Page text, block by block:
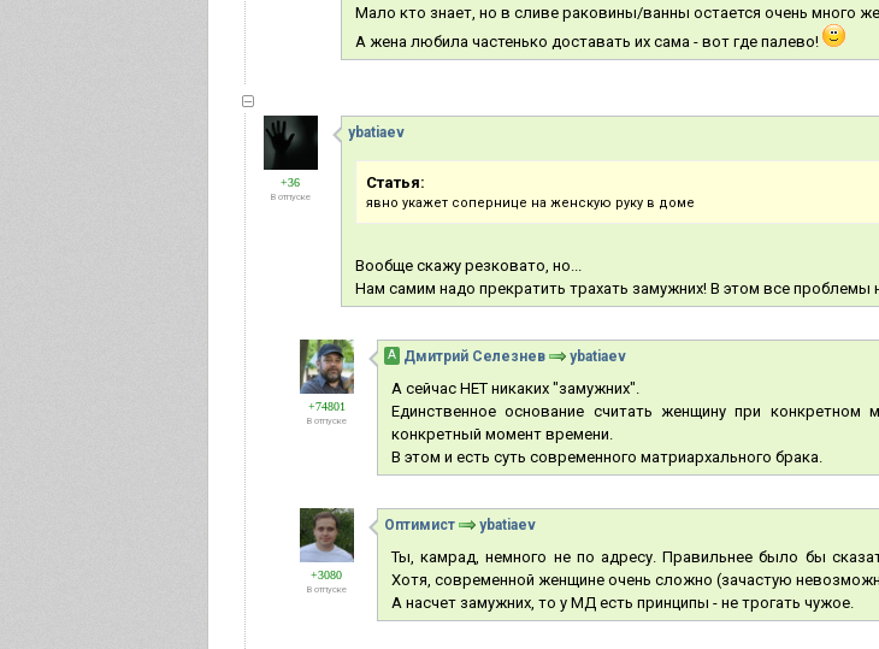
Мало кто знает, но в сливе раковины/ванны остается очень много
А жена любила частенько доставать их сама - вот где палево!
+36
В отпуске
ybatiaev
Статья:
явно укажет сопернице на женскую руку в доме
Вообще скажу резковато, но...
Нам самим надо прекратить трахать замужних! В этом все проблемы
+74801
В отпуске
А Дмитрий Селезнев ybatiaev
А сейчас НЕТ никаких "замужних".
Единственное основание считать женщину при
конкретный момент времени.
В этом и есть суть современного матриархального брака.
+3080
В отпуске
Оптимист ybatiaev
Ты, камрад, немного не по адресу. Правильнее было бы
Хотя, современной женщине очень сложно (зачастую
А насчет замужних, то у МД есть принципы - не трогать чужое.